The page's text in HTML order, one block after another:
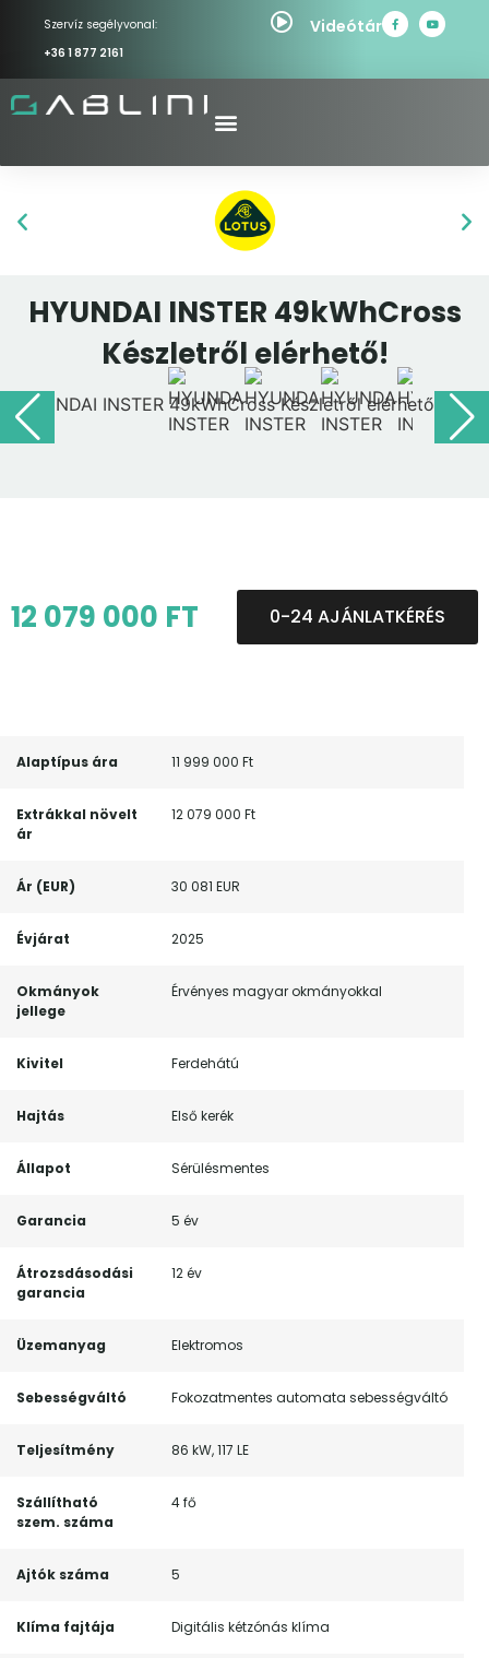
Szervíz segélyvonal:
+36 1 877 2161
Videótár
HYUNDAI INSTER 49kWhCross
Készletről elérhető!
12 079 000 FT 0-24 AJÁNLATKÉRÉS
Alaptípus ára 11 999 000 Ft
Extrákkal növelt
ár
12 079 000 Ft
Ár (EUR) 30 081 EUR
Évjárat 2025
Okmányok
jellege
Érvényes magyar okmányokkal
Kivitel Ferdehátú
Hajtás Első kerék
Állapot Sérülésmentes
Garancia 5 év
Átrozsdásodási
garancia
12 év
Üzemanyag Elektromos
Sebességváltó Fokozatmentes automata sebességváltó
Teljesítmény 86 kW, 117 LE
Szállítható
szem. száma
4 fő
Ajtók száma 5
Klíma fajtája Digitális kétzónás klíma